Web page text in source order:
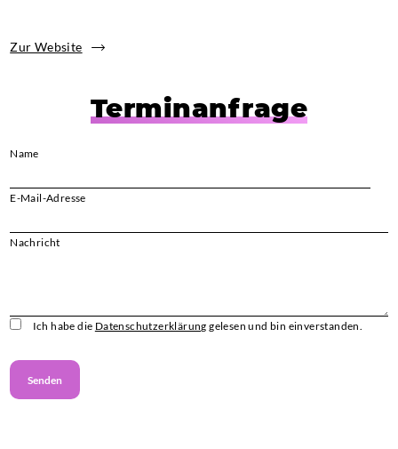
Zur Website
Terminanfrage
Name
E-Mail-Adresse
Nachricht
Ich habe die Datenschutzerklärung gelesen und bin einverstanden.